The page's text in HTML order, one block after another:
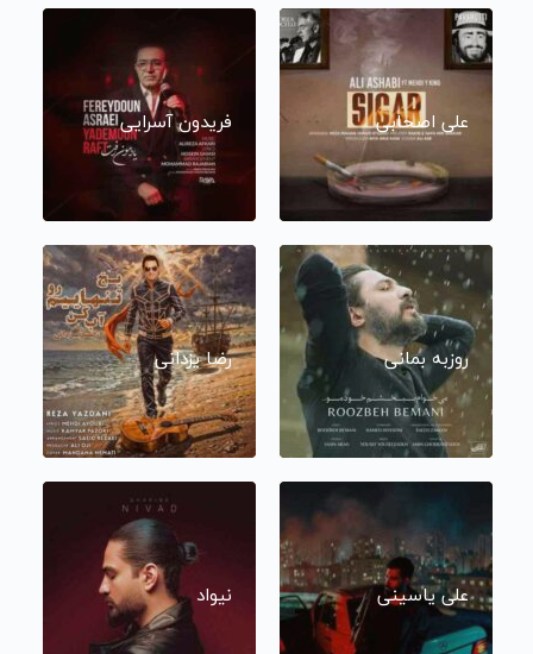
علی اصحابی فریدون آسرایی
روزبه بمانی رضا یزدانی
علی یاسینی نیواد